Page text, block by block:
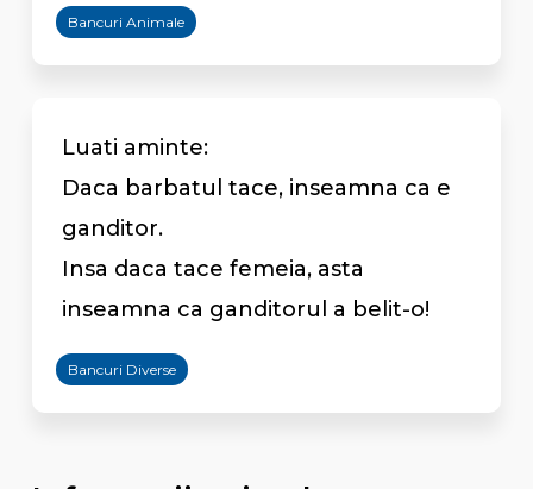
Bancuri Animale
Luati aminte:
Daca barbatul tace, inseamna ca e
ganditor.
Insa daca tace femeia, asta
inseamna ca ganditorul a belit-o!
Bancuri Diverse